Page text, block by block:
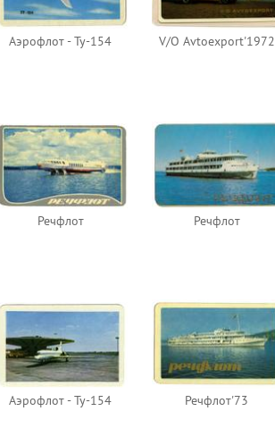
Аэрофлот - Ту-154 V/O Avtoexport'1972
Речфлот Речфлот
Аэрофлот - Ту-154 Речфлот'73